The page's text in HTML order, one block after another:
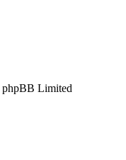
Limited